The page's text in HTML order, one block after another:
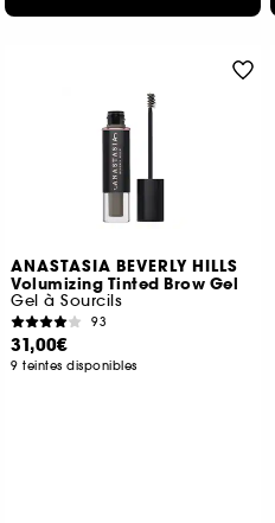
ANASTASIA BEVERLY HILLS
Volumizing Tinted Brow Gel
Gel à Sourcils
93
31,00€
9 teintes disponibles